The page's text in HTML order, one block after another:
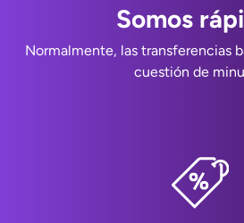
Somos
Normalmente, las transferencias
cuestión de